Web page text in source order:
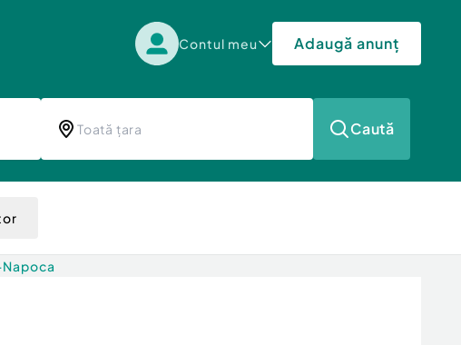
Contul meu Adaugă anunț
Caută